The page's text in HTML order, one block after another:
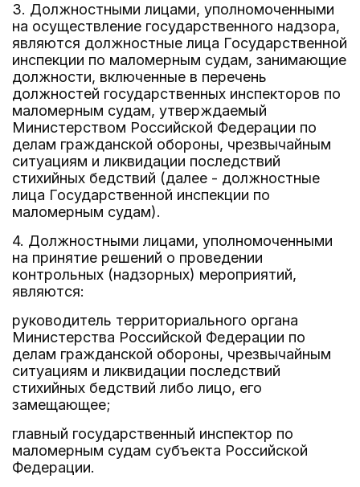
3. Должностными лицами, уполномоченными
на осуществление государственного надзора,
являются должностные лица Государственной
инспекции по маломерным судам, занимающие
должности, включенные в перечень
должностей государственных инспекторов по
маломерным судам, утверждаемый
Министерством Российской Федерации по
делам гражданской обороны, чрезвычайным
ситуациям и ликвидации последствий
стихийных бедствий (далее - должностные
лица Государственной инспекции по
маломерным судам).
4. Должностными лицами, уполномоченными
на принятие решений о проведении
контрольных (надзорных) мероприятий,
являются:
руководитель территориального органа
Министерства Российской Федерации по
делам гражданской обороны, чрезвычайным
ситуациям и ликвидации последствий
стихийных бедствий либо лицо, его
замещающее;
главный государственный инспектор по
маломерным судам субъекта Российской
Федерации.